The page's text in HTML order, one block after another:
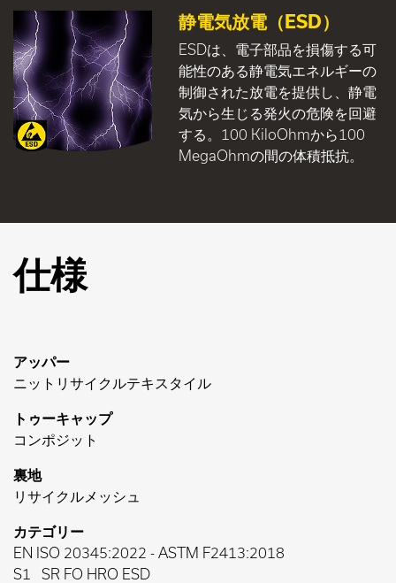
静電気放電（ESD）
ESDは、電子部品を損傷する可
能性のある静電気エネルギーの
制御された放電を提供し、静電
気から生じる発火の危険を回避
する。100 KiloOhmから100
MegaOhmの間の体積抵抗。
仕様
アッパー
ニットリサイクルテキスタイル
トゥーキャップ
コンポジット
裏地
リサイクルメッシュ
カテゴリー
EN ISO 20345:2022 - ASTM F2413:2018
S1
SR FO HRO ESD